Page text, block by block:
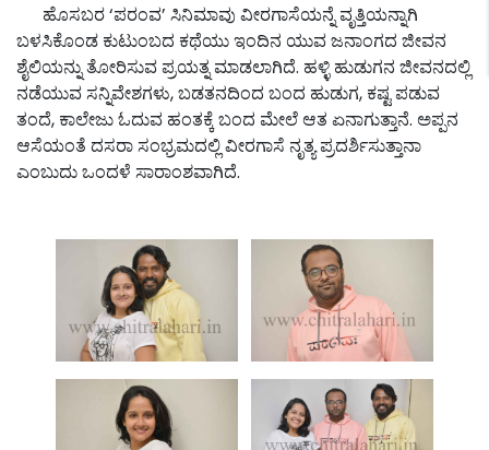
ಹೊಸಬರ ‘ಪರಂವ’ ಸಿನಿಮಾವು ವೀರಗಾಸೆಯನ್ನೆ ವೃತ್ತಿಯನ್ನಾಗಿ
ಬಳಸಿಕೊಂಡ ಕುಟುಂಬದ ಕಥೆಯು ಇಂದಿನ ಯುವ ಜನಾಂಗದ ಜೀವನ
ಶೈಲಿಯನ್ನು ತೋರಿಸುವ ಪ್ರಯತ್ನ ಮಾಡಲಾಗಿದೆ. ಹಳ್ಳಿ ಹುಡುಗನ ಜೀವನದಲ್ಲಿ
ನಡೆಯುವ ಸನ್ನಿವೇಶಗಳು, ಬಡತನದಿಂದ ಬಂದ ಹುಡುಗ, ಕಷ್ಟ ಪಡುವ
ತಂದೆ, ಕಾಲೇಜು ಓದುವ ಹಂತಕ್ಕೆ ಬಂದ ಮೇಲೆ ಆತ ಏನಾಗುತ್ತಾನೆ. ಅಪ್ಪನ
ಆಸೆಯಂತೆ ದಸರಾ ಸಂಭ್ರಮದಲ್ಲಿ ವೀರಗಾಸೆ ನೃತ್ಯ ಪ್ರದರ್ಶಿಸುತ್ತಾನಾ
ಎಂಬುದು ಒಂದಳೆ ಸಾರಾಂಶವಾಗಿದೆ.